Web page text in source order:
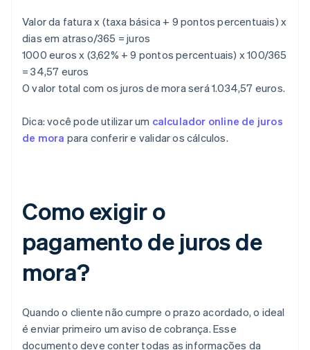
Valor da fatura x (taxa básica + 9 pontos percentuais) x
dias em atraso/365 = juros
1000 euros x (3,62% + 9 pontos percentuais) x 100/365
= 34,57 euros
O valor total com os juros de mora será 1.034,57 euros.
Dica: você pode utilizar um calculador online de juros
de mora para conferir e validar os cálculos.
Como exigir o
pagamento de juros de
mora?
Quando o cliente não cumpre o prazo acordado, o ideal
é enviar primeiro um aviso de cobrança. Esse
documento deve conter todas as informações da